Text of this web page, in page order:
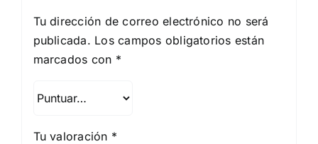
Tu dirección de correo electrónico no será
publicada. Los campos obligatorios están
marcados con *
Tu valoración *